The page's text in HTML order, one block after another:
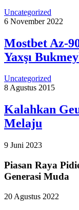
Uncategorized
6 November 2022
Mostbet Az-
Yaxşı
Uncategorized
8 Agustus 2015
Kalahkan
Melaju
9 Juni 2023
Piasan Raya
Generasi Muda
20 Agustus 2022